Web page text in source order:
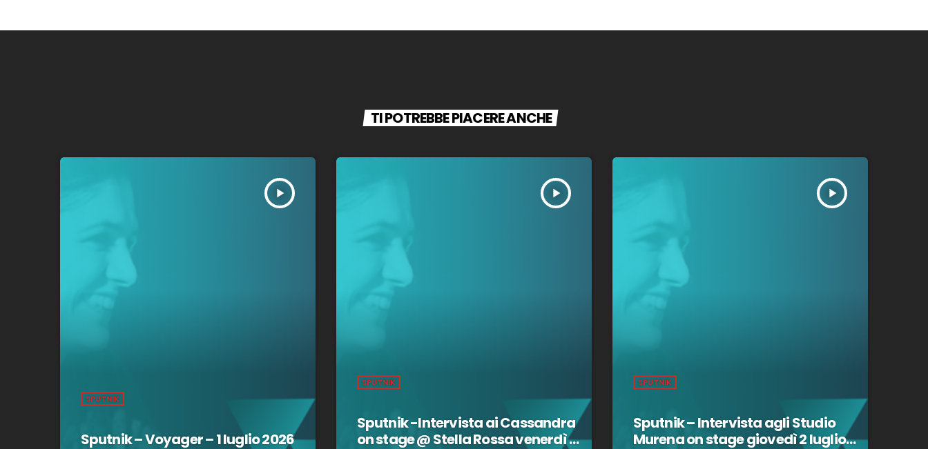
TI POTREBBE PIACERE ANCHE
play_arrow
SPUTNIK
Sputnik – Voyager – 1 luglio 2026
play_arrow
SPUTNIK
Sputnik -Intervista ai Cassandra
on stage @ Stella Rossa venerdì 3
play_arrow
SPUTNIK
Sputnik – Intervista agli Studio
Murena on stage giovedì 2 luglio